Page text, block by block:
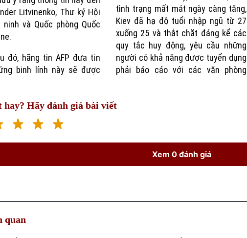
Litvinenko, Thư ký Hội
ninh và Quốc phòng Quốc
đó, hãng tin AFP đưa tin
binh lính này sẽ được
tình trạng mất mát ngày càng tăng,
Kiev đã hạ độ tuổi nhập ngũ từ 27
xuống 25 và thắt chặt đáng kể các
quy tắc huy động, yêu cầu những
người có khả năng được tuyển dụng
phải báo cáo với các văn phòng
hay? Hãy đánh giá bài viết
Xem 0 đánh giá
quan